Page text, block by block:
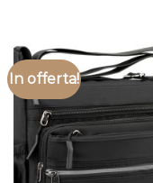
In offerta!